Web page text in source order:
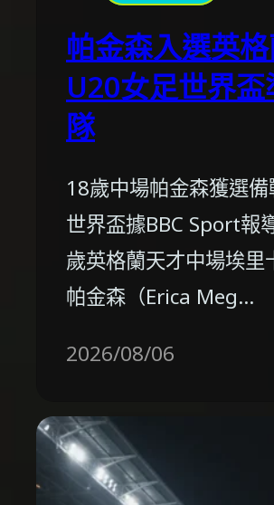
帕金森入選英
U20女足世界盃
隊
18歲中場帕金森獲選
世界盃據BBC Sport報
歲英格蘭天才中場埃里
帕金森（Erica Meg…
2026/08/06